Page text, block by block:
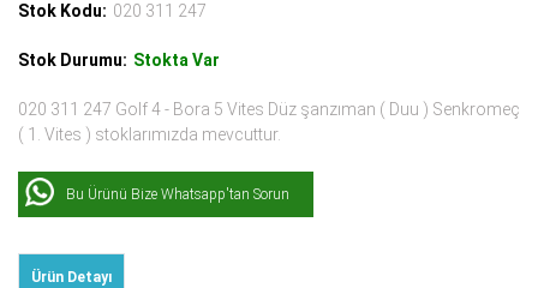
Stok Kodu: 020 311 247
Stok Durumu: Stokta Var
020 311 247 Golf 4 - Bora 5 Vites Düz şanzıman ( Duu ) Senkromeç
( 1. Vites ) stoklarımızda mevcuttur.
Bu Ürünü Bize Whatsapp'tan Sorun
Ürün Detayı